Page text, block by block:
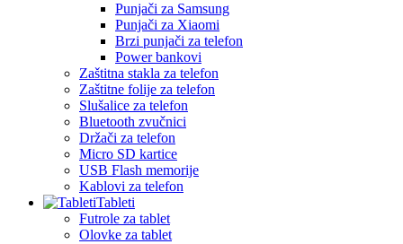
Punjači za Samsung
Punjači za Xiaomi
Brzi punjači za telefon
Power bankovi
Zaštitna stakla za telefon
Zaštitne folije za telefon
Slušalice za telefon
Bluetooth zvučnici
Držači za telefon
Micro SD kartice
USB Flash memorije
Kablovi za telefon
Tableti
Futrole za tablet
Olovke za tablet